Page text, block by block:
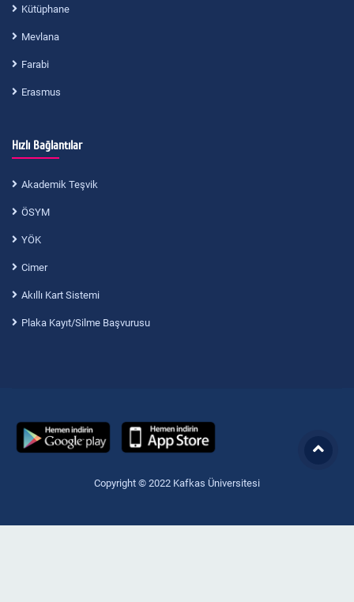
Kütüphane
Mevlana
Farabi
Erasmus
Hızlı Bağlantılar
Akademik Teşvik
ÖSYM
YÖK
Cimer
Akıllı Kart Sistemi
Plaka Kayıt/Silme Başvurusu
Copyright © 2022 Kafkas Üniversitesi